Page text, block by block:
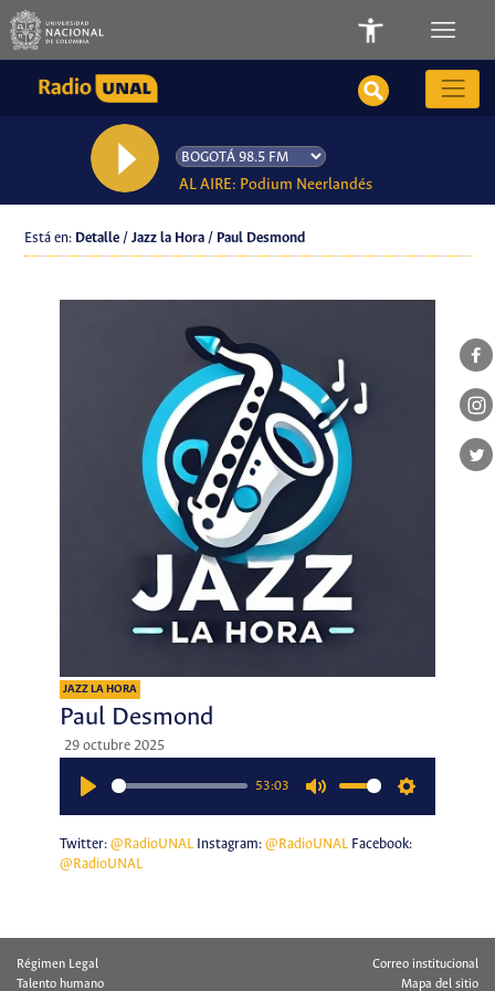
AL AIRE: Podium Neerlandés
Está en: Detalle / Jazz la Hora / Paul Desmond
JAZZ LA HORA
Paul Desmond
29 octubre 2025
53:03
Twitter: @RadioUNALInstagram: @RadioUNALFacebook:
@RadioUNAL
Régimen Legal
Talento humano
Correo institucional
Mapa del sitio